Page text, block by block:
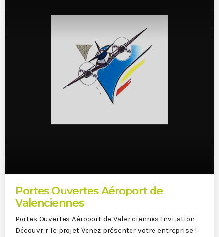
Portes Ouvertes Aéroport de
Valenciennes
Portes Ouvertes Aéroport de Valenciennes Invitation
Découvrir le projet Venez présenter votre entreprise !